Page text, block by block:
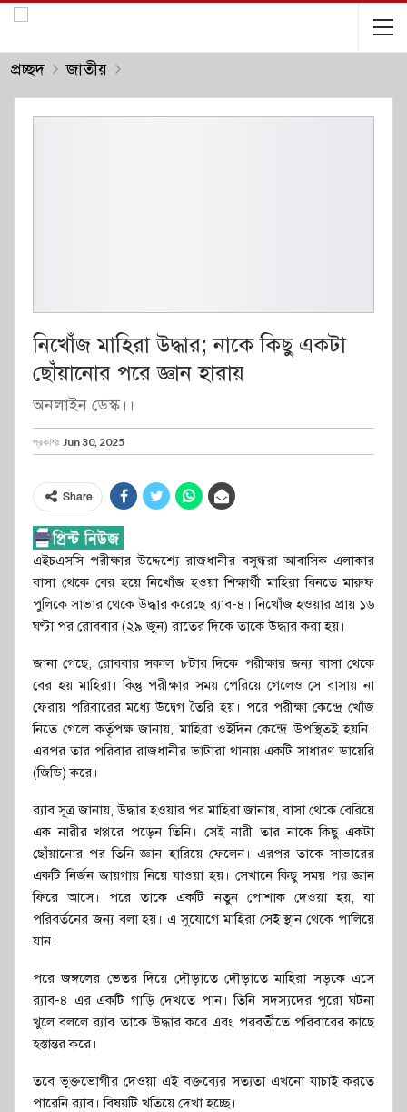
প্রচ্ছদ জাতীয়
নিখোঁজ মাহিরা উদ্ধার; নাকে কিছু একটা
ছোঁয়ানোর পরে জ্ঞান হারায়
অনলাইন ডেস্ক।।
প্রকাশঃ Jun 30, 2025
Share
এইচএসসি পরীক্ষার উদ্দেশ্যে রাজধানীর বসুন্ধরা আবাসিক এলাকার
বাসা থেকে বের হয়ে নিখোঁজ হওয়া শিক্ষার্থী মাহিরা বিনতে মারুফ
পুলিকে সাভার থেকে উদ্ধার করেছে র‍্যাব-৪। নিখোঁজ হওয়ার প্রায় ১৬
ঘণ্টা পর রোববার (২৯ জুন) রাতের দিকে তাকে উদ্ধার করা হয়।
জানা গেছে, রোববার সকাল ৮টার দিকে পরীক্ষার জন্য বাসা থেকে
বের হয় মাহিরা। কিন্তু পরীক্ষার সময় পেরিয়ে গেলেও সে বাসায় না
ফেরায় পরিবারের মধ্যে উদ্বেগ তৈরি হয়। পরে পরীক্ষা কেন্দ্রে খোঁজ
নিতে গেলে কর্তৃপক্ষ জানায়, মাহিরা ওইদিন কেন্দ্রে উপস্থিতই হয়নি।
এরপর তার পরিবার রাজধানীর ভাটারা থানায় একটি সাধারণ ডায়েরি
(জিডি) করে।
র‍্যাব সূত্র জানায়, উদ্ধার হওয়ার পর মাহিরা জানায়, বাসা থেকে বেরিয়ে
এক নারীর খপ্পরে পড়েন তিনি। সেই নারী তার নাকে কিছু একটা
ছোঁয়ানোর পর তিনি জ্ঞান হারিয়ে ফেলেন। এরপর তাকে সাভারের
একটি নির্জন জায়গায় নিয়ে যাওয়া হয়। সেখানে কিছু সময় পর জ্ঞান
ফিরে আসে। পরে তাকে একটি নতুন পোশাক দেওয়া হয়, যা
পরিবর্তনের জন্য বলা হয়। এ সুযোগে মাহিরা সেই স্থান থেকে পালিয়ে
যান।
পরে জঙ্গলের ভেতর দিয়ে দৌড়াতে দৌড়াতে মাহিরা সড়কে এসে
র‍্যাব-৪ এর একটি গাড়ি দেখতে পান। তিনি সদস্যদের পুরো ঘটনা
খুলে বললে র‍্যাব তাকে উদ্ধার করে এবং পরবর্তীতে পরিবারের কাছে
হস্তান্তর করে।
তবে ভুক্তভোগীর দেওয়া এই বক্তব্যের সত্যতা এখনো যাচাই করতে
পারেনি র‍্যাব। বিষয়টি খতিয়ে দেখা হচ্ছে।